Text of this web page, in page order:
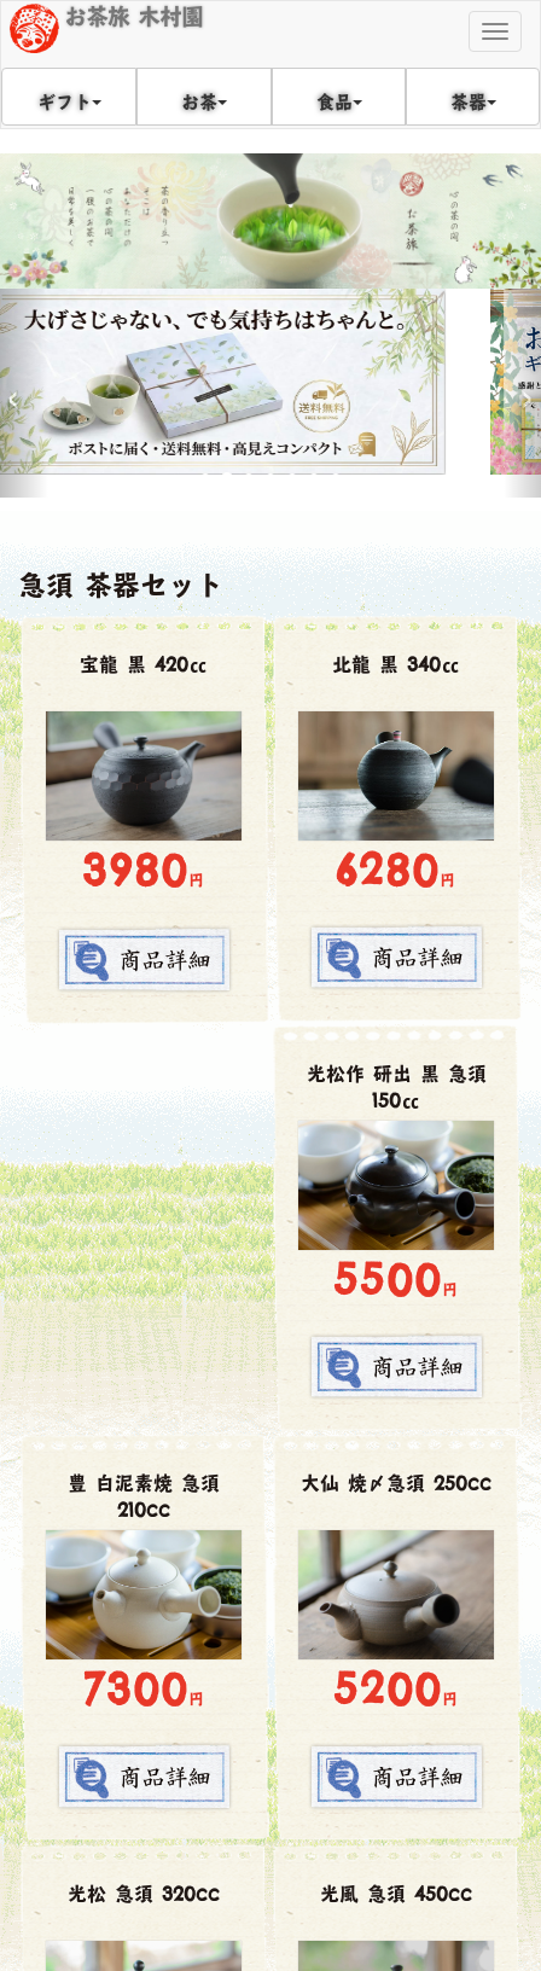
お茶旅 木村園
ギフト お茶 食品 茶器
戻
る
次
へ
急須 茶器セット
宝龍 黒 420㏄
3980円
北龍 黒 340㏄
6280円
光松作 研出 黒 急須
150㏄
5500円
豊 白泥素焼 急須
210cc
7300円
大仙 焼〆急須 250cc
5200円
光松 急須 320cc 光風 急須 450cc